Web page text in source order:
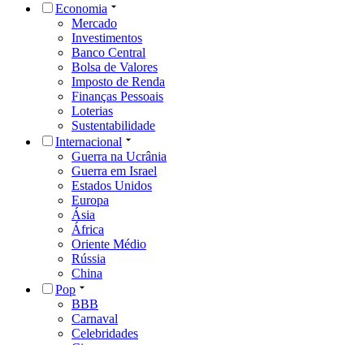
Economia
Mercado
Investimentos
Banco Central
Bolsa de Valores
Imposto de Renda
Finanças Pessoais
Loterias
Sustentabilidade
Internacional
Guerra na Ucrânia
Guerra em Israel
Estados Unidos
Europa
Ásia
África
Oriente Médio
Rússia
China
Pop
BBB
Carnaval
Celebridades